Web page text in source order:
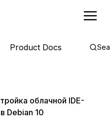
Product Docs
облачной IDE-
Debian 10